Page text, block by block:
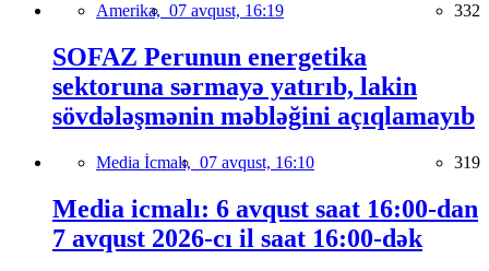
Amerika, 07 avqust, 16:19 332
SOFAZ Perunun energetika
sektoruna sərmayə yatırıb, lakin
sövdələşmənin məbləğini açıqlamayıb
Media İcmalı, 07 avqust, 16:10 319
Media icmalı: 6 avqust saat 16:00-dan
7 avqust 2026-cı il saat 16:00-dək